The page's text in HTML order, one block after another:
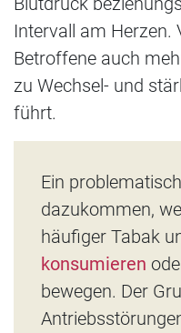
Intervall am Herzen.
Betroffene auch
zu Wechsel- und
führt.
Ein
dazukommen,
häufiger Tabak
konsumieren
bewegen. Der